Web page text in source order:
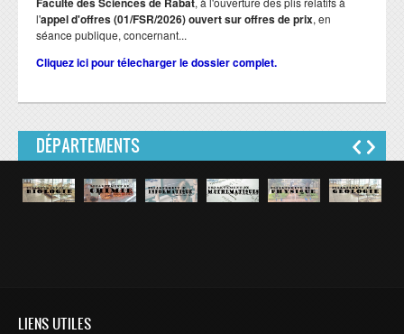
l'appel d'offres (01/FSR/2026) ouvert sur offres de prix, en
séance publique, concernant...
Cliquez ici pour télecharger le dossier complet.
DÉPARTEMENTS
LIENS UTILES